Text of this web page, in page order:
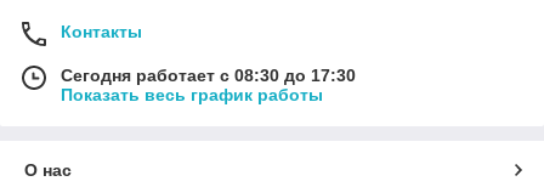
Контакты
Сегодня работает с 08:30 до 17:30
Показать весь график работы
О нас